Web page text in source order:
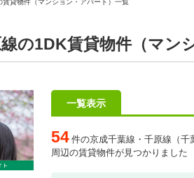
貸物件（マンション・アパート）一覧
の1DK賃貸物件（マン
一覧表示
54 件の京成千葉線・千原線（千
周辺の賃貸物件が見つかりました